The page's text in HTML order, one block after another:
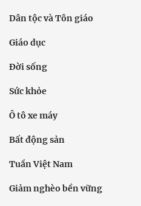
Dân tộc và Tôn giáo
Giáo dục
Đời sống
Sức khỏe
Ô tô xe máy
Bất động sản
Tuần Việt Nam
Giảm nghèo bền vững